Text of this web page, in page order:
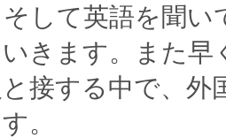
して英語を聞い
きます。また早
接する中で、外
。